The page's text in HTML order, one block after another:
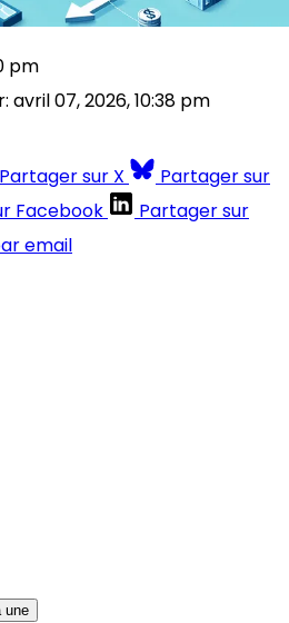
pm
avril 07, 2026, 10:38 pm
Partager sur X
Partager sur
Facebook
Partager sur
email
une